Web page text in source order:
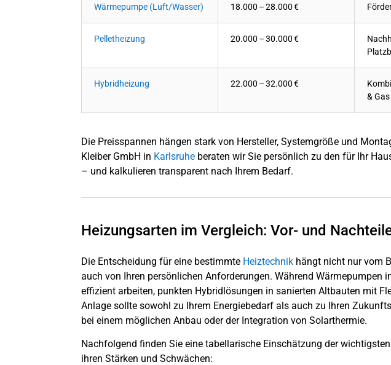
Wärmepumpe (Luft/Wasser) 18.000 – 28.000 €
Pelletheizung 20.000 – 30.000 €
Hybridheizung 22.000 – 32.000 €
& Gas
Die Preisspannen hängen stark von Hersteller, Systemgröße und
Kleiber GmbH in Karlsruhe beraten wir Sie persönlich zu den für Ihr
– und kalkulieren transparent nach Ihrem Bedarf.
Heizungsarten im Vergleich: Vor- und
Die Entscheidung für eine bestimmte Heiztechnik hängt nicht nur vom
auch von Ihren persönlichen Anforderungen. Während Wärmepumpen
effizient arbeiten, punkten Hybridlösungen in sanierten Altbauten mit
Anlage sollte sowohl zu Ihrem Energiebedarf als auch zu Ihren
bei einem möglichen Anbau oder der Integration von Solarthermie.
Nachfolgend finden Sie eine tabellarische Einschätzung der
ihren Stärken und Schwächen: